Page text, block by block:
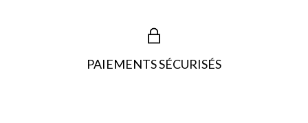
PAIEMENTS SÉCURISÉS